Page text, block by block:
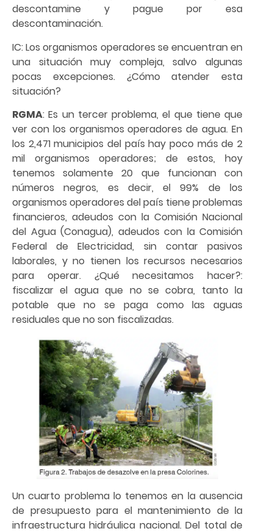
descontamine y pague por esa
descontaminación.
IC: Los organismos operadores se encuentran en
una situación muy compleja, salvo algunas
pocas excepciones. ¿Cómo atender esta
situación?
RGMA: Es un tercer problema, el que tiene que
ver con los organismos operadores de agua. En
los 2,471 municipios del país hay poco más de 2
mil organismos operadores; de estos, hoy
tenemos solamente 20 que funcionan con
números negros, es decir, el 99% de los
organismos operadores del país tiene problemas
financieros, adeudos con la Comisión Nacional
del Agua (Conagua), adeudos con la Comisión
Federal de Electricidad, sin contar pasivos
laborales, y no tienen los recursos necesarios
para operar. ¿Qué necesitamos hacer?:
fiscalizar el agua que no se cobra, tanto la
potable que no se paga como las aguas
residuales que no son fiscalizadas.
Un cuarto problema lo tenemos en la ausencia
de presupuesto para el mantenimiento de la
infraestructura hidráulica nacional. Del total de